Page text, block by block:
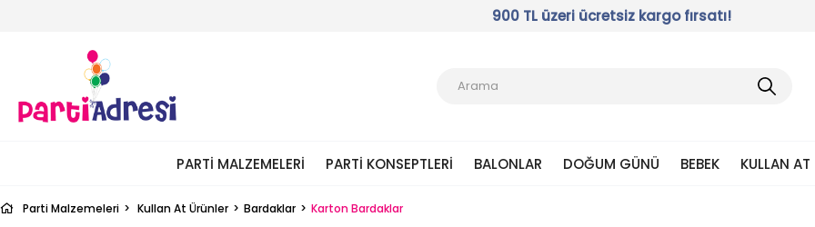
900 TL üzeri ücretsiz kargo fırsatı!
PARTI MALZEMELERI PARTI KONSEPTLERI BALONLAR DOĞUM GÜNÜ BEBEK KULLAN AT
Parti Malzemeleri Kullan At Ürünler Bardaklar Karton Bardaklar